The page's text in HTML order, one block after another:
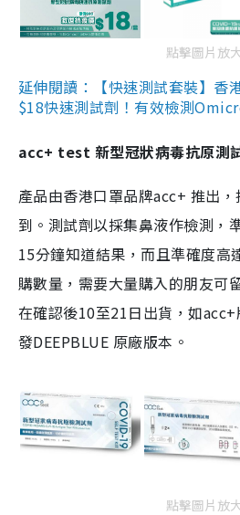
點擊圖片放
延伸閱讀：【快速測試套裝】香
$18快速測試劑！有效檢測
acc+ test 新型冠狀病毒抗原測
產品由香港口罩品牌acc+ 推出
到。測試劑以採集鼻液作檢測，
15分鐘知道結果，而且準確度高
購數量，需要大量購入的朋友可
在確認後10至21日出貨，如
發DEEPBLUE 原廠版本。
點擊圖片放